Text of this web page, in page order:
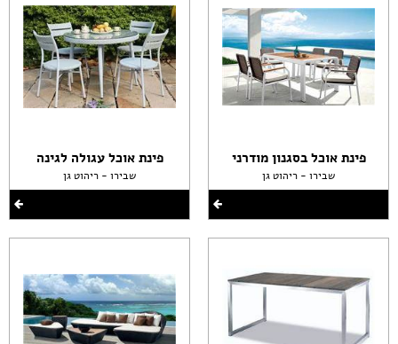
פינת אוכל בסגנון מודרני
שבירו - ריהוט גן
פינת אוכל עגולה לגינה
שבירו - ריהוט גן